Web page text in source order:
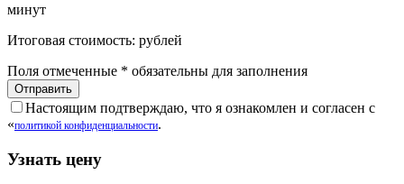
минут
Итоговая стоимость: рублей
Поля отмеченные * обязательны для заполнения
Настоящим подтверждаю, что я ознакомлен и согласен с
«политикой конфиденциальности.
Узнать цену